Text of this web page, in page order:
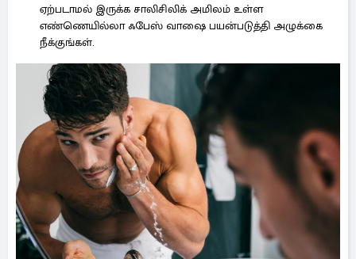
ஏற்படாமல் இருக்க சாலிசிலிக் அமிலம் உள்ள
எண்ணெயில்லா ஃபேஸ் வாஷை பயன்படுத்தி அழுக்கை
நீக்குங்கள்.